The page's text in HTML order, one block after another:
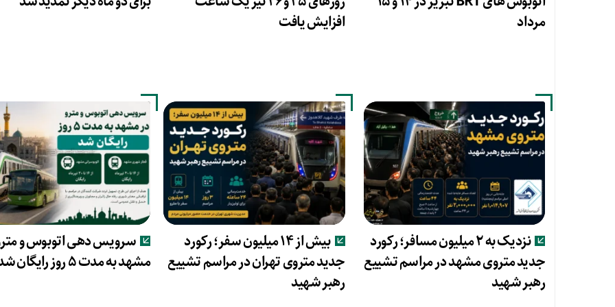
مرداد
افزایش یافت
نزدیک به ۲ میلیون مسافر؛ رکورد
جدید متروی مشهد در مراسم تشییع
رهبر شهید
بیش از ۱۴ میلیون سفر؛ رکورد
جدید متروی تهران در مراسم تشییع
رهبر شهید
سرویس دهی اتوبوس و
مشهد به مدت ۵ روز رایگان شد